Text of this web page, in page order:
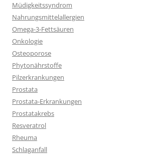
Müdigkeitssyndrom
Nahrungsmittelallergien
Omega-3-Fettsäuren
Onkologie
Osteoporose
Phytonährstoffe
Pilzerkrankungen
Prostata
Prostata-Erkrankungen
Prostatakrebs
Resveratrol
Rheuma
Schlaganfall